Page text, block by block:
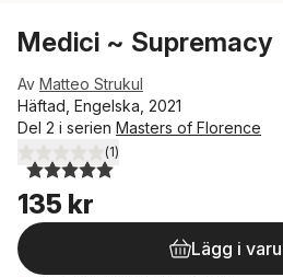
Medici ~ Supremacy
Av Matteo Strukul
Häftad, Engelska, 2021
Del 2 i serien Masters of Florence
5,0utav 5 stjärnor. Totalt antal röster:
(1)
135 kr
Lägg i